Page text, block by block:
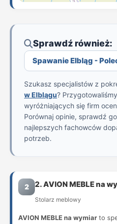
Sprawdź również:
Spawanie Elbląg -
Szukasz specjalistów z
w Elblągu?
wyróżniających się firm
Porównaj opinie, sprawdź
najlepszych fachowców
potrzeb.
2 2. AVION MEBLE na
Stolarz meblowy
AVION MEBLE na wymiar to